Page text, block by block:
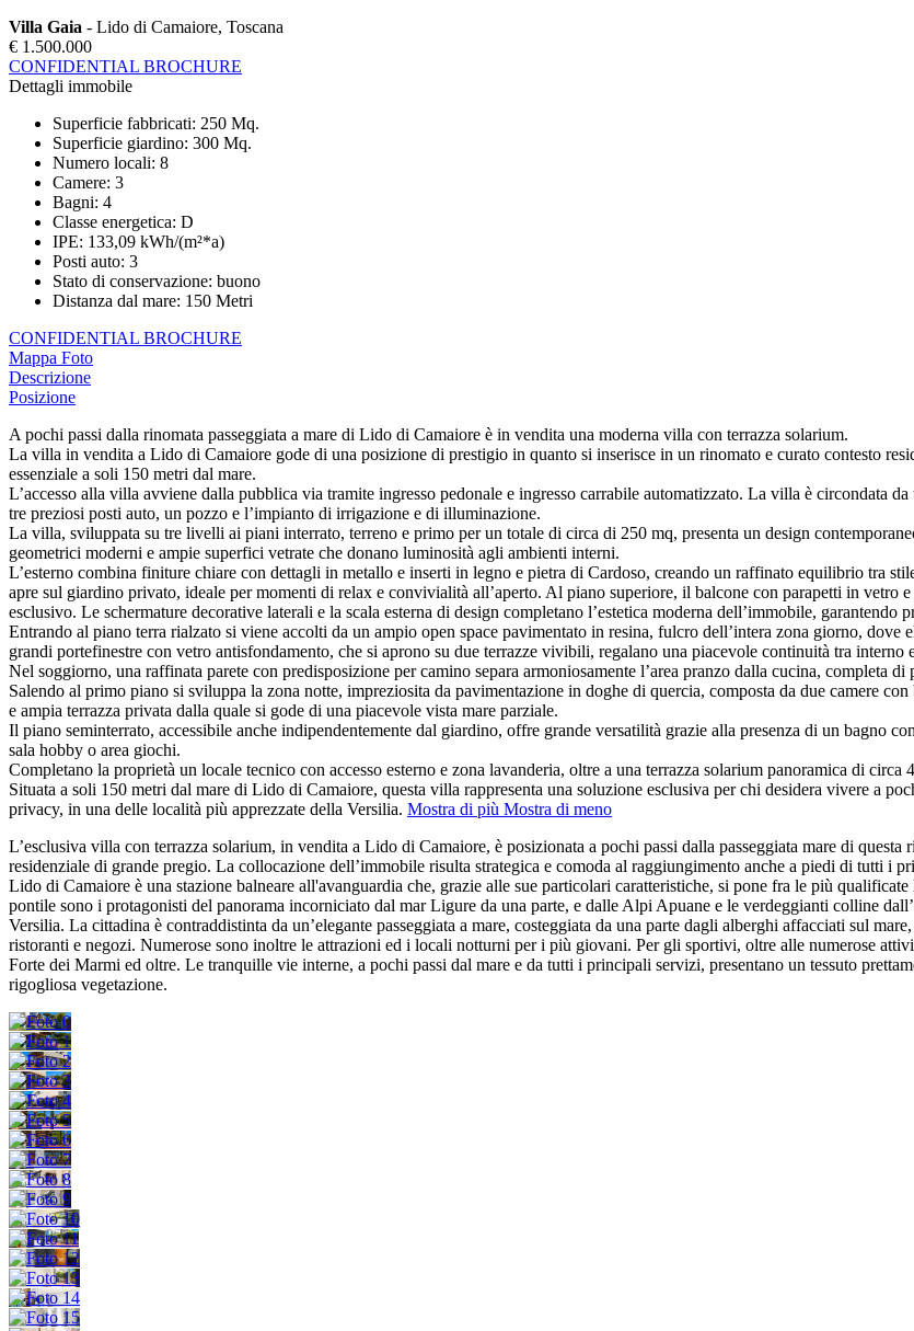
Villa Gaia - Lido di Camaiore, Toscana
€ 1.500.000
CONFIDENTIAL BROCHURE
Dettagli immobile
Superficie fabbricati: 250 Mq.
Superficie giardino: 300 Mq.
Numero locali: 8
Camere: 3
Bagni: 4
Classe energetica: D
IPE: 133,09 kWh/(m²*a)
Posti auto: 3
Stato di conservazione: buono
Distanza dal mare: 150 Metri
CONFIDENTIAL BROCHURE
Mappa Foto
Descrizione
Posizione
A pochi passi dalla rinomata passeggiata a mare di Lido di Camaiore è in vendita una moderna villa con terrazza solarium.
La villa in vendita a Lido di Camaiore gode di una posizione di prestigio in quanto si inserisce in un rinomato e curato contesto
essenziale a soli 150 metri dal mare.
L’accesso alla villa avviene dalla pubblica via tramite ingresso pedonale e ingresso carrabile automatizzato. La villa è circondata
tre preziosi posti auto, un pozzo e l’impianto di irrigazione e di illuminazione.
La villa, sviluppata su tre livelli ai piani interrato, terreno e primo per un totale di circa di 250 mq, presenta un design
geometrici moderni e ampie superfici vetrate che donano luminosità agli ambienti interni.
L’esterno combina finiture chiare con dettagli in metallo e inserti in legno e pietra di Cardoso, creando un raffinato equilibrio tra
apre sul giardino privato, ideale per momenti di relax e convivialità all’aperto. Al piano superiore, il balcone con parapetti in vetro
esclusivo. Le schermature decorative laterali e la scala esterna di design completano l’estetica moderna dell’immobile, garantendo
Entrando al piano terra rialzato si viene accolti da un ampio open space pavimentato in resina, fulcro dell’intera zona giorno,
grandi portefinestre con vetro antisfondamento, che si aprono su due terrazze vivibili, regalano una piacevole continuità tra
Nel soggiorno, una raffinata parete con predisposizione per camino separa armoniosamente l’area pranzo dalla cucina, completa
Salendo al primo piano si sviluppa la zona notte, impreziosita da pavimentazione in doghe di quercia, composta da due camere
e ampia terrazza privata dalla quale si gode di una piacevole vista mare parziale.
Il piano seminterrato, accessibile anche indipendentemente dal giardino, offre grande versatilità grazie alla presenza di un bagno
sala hobby o area giochi.
Completano la proprietà un locale tecnico con accesso esterno e zona lavanderia, oltre a una terrazza solarium panoramica di
Situata a soli 150 metri dal mare di Lido di Camaiore, questa villa rappresenta una soluzione esclusiva per chi desidera vivere a
privacy, in una delle località più apprezzate della Versilia. Mostra di più Mostra di meno
L’esclusiva villa con terrazza solarium, in vendita a Lido di Camaiore, è posizionata a pochi passi dalla passeggiata mare di
residenziale di grande pregio. La collocazione dell’immobile risulta strategica e comoda al raggiungimento anche a piedi di tutti i
Lido di Camaiore è una stazione balneare all'avanguardia che, grazie alle sue particolari caratteristiche, si pone fra le più
pontile sono i protagonisti del panorama incorniciato dal mar Ligure da una parte, e dalle Alpi Apuane e le verdeggianti colline
Versilia. La cittadina è contraddistinta da un’elegante passeggiata a mare, costeggiata da una parte dagli alberghi affacciati sul
ristoranti e negozi. Numerose sono inoltre le attrazioni ed i locali notturni per i più giovani. Per gli sportivi, oltre alle numerose
Forte dei Marmi ed oltre. Le tranquille vie interne, a pochi passi dal mare e da tutti i principali servizi, presentano un tessuto
rigogliosa vegetazione.